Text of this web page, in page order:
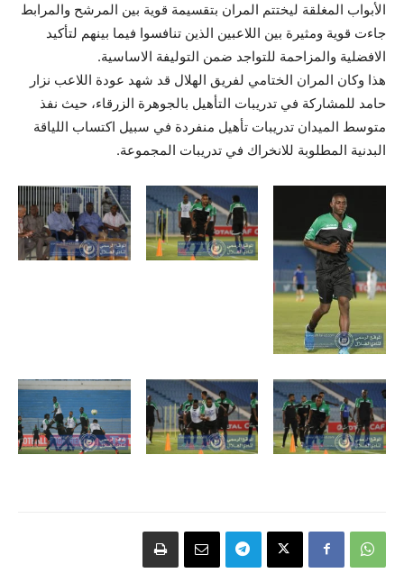
الأبواب المغلقة ليختتم المران بتقسيمة قوية بين المرشح والمرابط
جاءت قوية ومثيرة بين اللاعبين الذين تنافسوا فيما بينهم لتأكيد
الافضلية والمزاحمة للتواجد ضمن التوليفة الاساسية.
هذا وكان المران الختامي لفريق الهلال قد شهد عودة اللاعب نزار
حامد للمشاركة في تدريبات التأهيل بالجوهرة الزرقاء، حيث نفذ
متوسط الميدان تدريبات تأهيل منفردة في سبيل اكتساب اللياقة
البدنية المطلوبة للانخراك في تدريبات المجموعة.